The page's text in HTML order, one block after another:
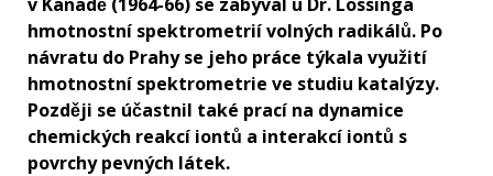
hmotnostní spektrometrií volných radikálů. Po
návratu do Prahy se jeho práce týkala využití
hmotnostní spektrometrie ve studiu katalýzy.
Později se účastnil také prací na dynamice
chemických reakcí iontů a interakcí iontů s
povrchy pevných látek.